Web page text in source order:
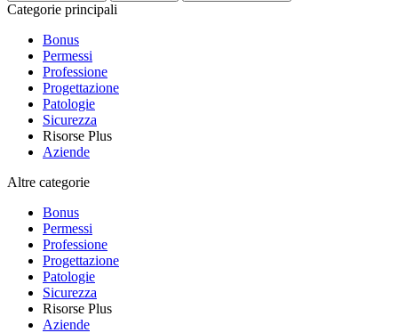
Categorie principali
Bonus
Permessi
Professione
Progettazione
Patologie
Sicurezza
Risorse Plus
Aziende
Altre categorie
Bonus
Permessi
Professione
Progettazione
Patologie
Sicurezza
Risorse Plus
Aziende